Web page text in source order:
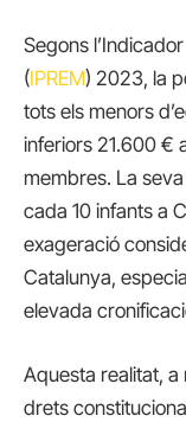
Segons
(IPREM) 2023, la
tots els menors
inferiors 21.600 €
membres. La
cada 10 infants a
exageració
Catalunya,
elevada
Aquesta realitat, a
drets